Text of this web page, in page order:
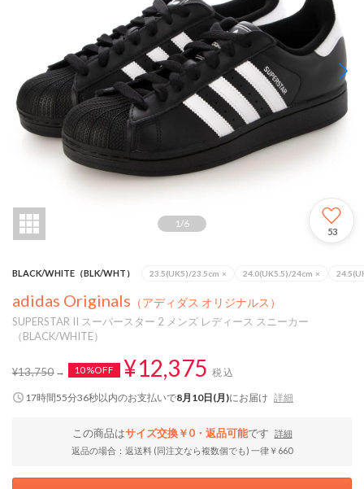
1 /6
53
BLACK/WHITE（BLK/WHT） 23.5(UK5)/23.5cm × 24.0(UK5.5)/24cm ×
adidas Originals （アディダス オリジナルス）
SUPERSTAR II スーパースター 2 メンズ レディース スニーカー
（BLACK/WHITE）
¥13,750 10%OFF ¥12,375 税込
17時間55分35秒以内のお支払いで8月10日(月)にお届け 詳細
この商品はサイズ交換￥0・返品可能です
詳細
返品の場合：返送料 (同注文なら複数個でも) 一律￥660